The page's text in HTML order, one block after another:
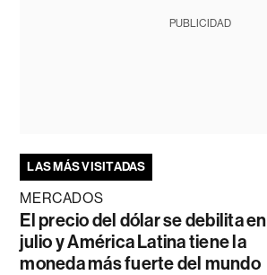
PUBLICIDAD
LAS MÁS VISITADAS
MERCADOS
El precio del dólar se debilita en
julio y América Latina tiene la
moneda más fuerte del mundo